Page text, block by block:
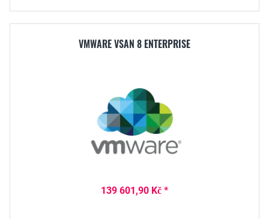
VMWARE VSAN 8 ENTERPRISE
139 601,90 Kč *